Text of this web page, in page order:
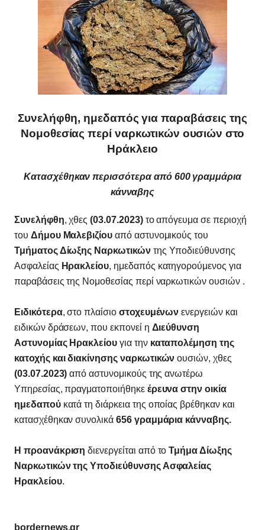
Συνελήφθη, ημεδαπός για παραβάσεις της
Νομοθεσίας περί ναρκωτικών ουσιών στο
Ηράκλειο
Κατασχέθηκαν περισσότερα από 600 γραμμάρια
κάνναβης
Συνελήφθη, χθες(03.07.2023) το απόγευμα σε περιοχή
του Δήμου Μαλεβιζίου από αστυνομικούς του
Τμήματος Δίωξης Ναρκωτικών της Υποδιεύθυνσης
Ασφαλείας Ηρακλείου, ημεδαπός κατηγορούμενος για
παραβάσεις της Νομοθεσίας περί ναρκωτικών ουσιών .
Ειδικότερα, στο πλαίσιο στοχευμένων ενεργειών και
ειδικών δράσεων, που εκπονεί η Διεύθυνση
Αστυνομίας Ηρακλείου για την καταπολέμηση της
κατοχής και διακίνησης ναρκωτικώνουσιών, χθες
(03.07.2023)από αστυνομικούς της ανωτέρω
Υπηρεσίας, πραγματοποιήθηκεέρευνα στην οικία
ημεδαπού κατά τη διάρκεια της οποίας βρέθηκαν και
κατασχέθηκαν συνολικά 656 γραμμάρια κάνναβης.
Η προανάκρισηδιενεργείται από τοΤμήμα Δίωξης
Ναρκωτικών της Υποδιεύθυνσης Ασφαλείας
Ηρακλείου.
bordernews.gr